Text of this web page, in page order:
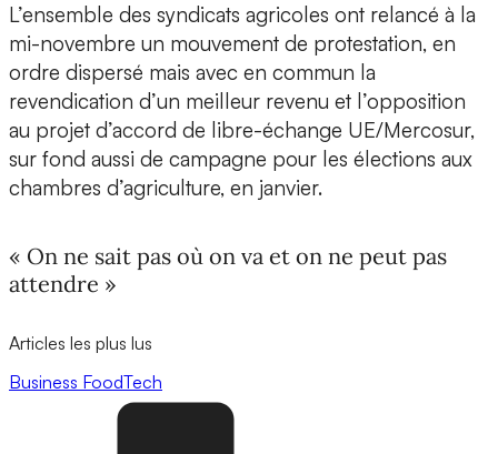
L’ensemble des syndicats agricoles ont relancé à la
mi-novembre un mouvement de protestation, en
ordre dispersé mais avec en commun la
revendication d’un meilleur revenu et l’opposition
au projet d’accord de libre-échange UE/Mercosur,
sur fond aussi de campagne pour les élections aux
chambres d’agriculture, en janvier.
« On ne sait pas où on va et on ne peut pas
attendre »
Articles les plus lus
Business FoodTech